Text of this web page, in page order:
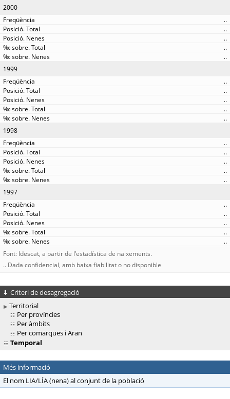
2000
..
..
..
..
..
1999
..
..
..
..
..
1998
..
..
..
..
..
1997
..
..
..
..
..
Font: Idescat, a partir de l'estadística de naixements.
.. Dada confidencial, amb baixa fiabilitat o no disponible
Criteri de desagregació
Territorial
Per províncies
Per àmbits
Per comarques i Aran
Temporal
Més informació
El nom LIA/LÍA (nena) al conjunt de la població